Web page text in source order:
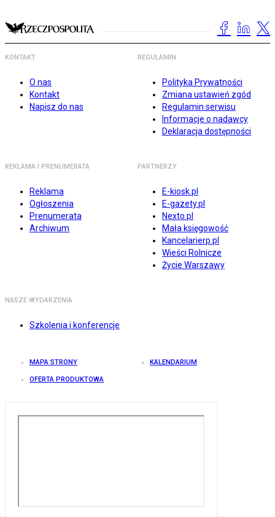
KONTAKT
O nas
Kontakt
Napisz do nas
REGULAMIN
Polityka Prywatności
Zmiana ustawień zgód
Regulamin serwisu
Informacje o nadawcy
Deklaracja dostępności
REKLAMA I PRENUMERATA
Reklama
Ogłoszenia
Prenumerata
Archiwum
PARTNERZY
E-kiosk.pl
E-gazety.pl
Nexto.pl
Mała księgowość
Kancelarierp.pl
Wieści Rolnicze
Życie Warszawy
NASZE WYDARZENIA
Szkolenia i konferencje
MAPA STRONY KALENDARIUM
OFERTA PRODUKTOWA